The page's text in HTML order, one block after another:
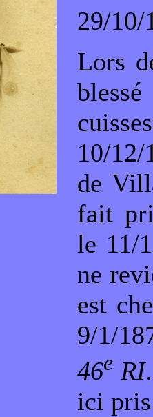
29/10/
Lors
10/
de
fait
le 11/
ne
est
9/1/
46e RI
ici